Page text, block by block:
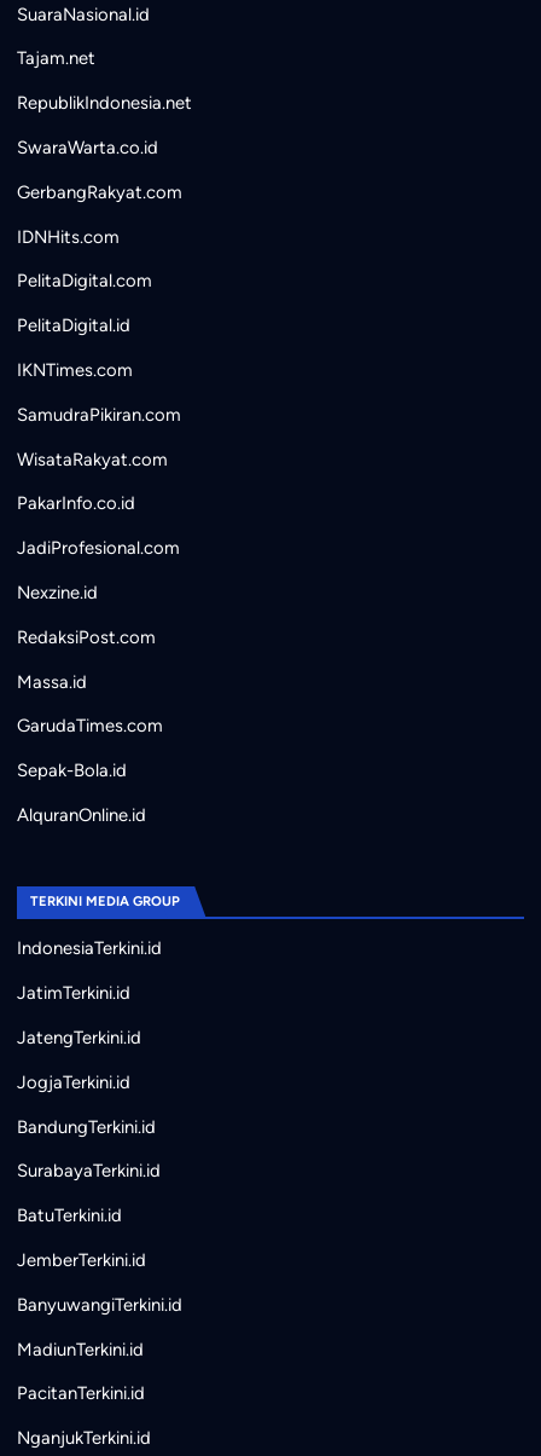
SuaraNasional.id
Tajam.net
RepublikIndonesia.net
SwaraWarta.co.id
GerbangRakyat.com
IDNHits.com
PelitaDigital.com
PelitaDigital.id
IKNTimes.com
SamudraPikiran.com
WisataRakyat.com
PakarInfo.co.id
JadiProfesional.com
Nexzine.id
RedaksiPost.com
Massa.id
GarudaTimes.com
Sepak-Bola.id
AlquranOnline.id
TERKINI MEDIA GROUP
IndonesiaTerkini.id
JatimTerkini.id
JatengTerkini.id
JogjaTerkini.id
BandungTerkini.id
SurabayaTerkini.id
BatuTerkini.id
JemberTerkini.id
BanyuwangiTerkini.id
MadiunTerkini.id
PacitanTerkini.id
NganjukTerkini.id